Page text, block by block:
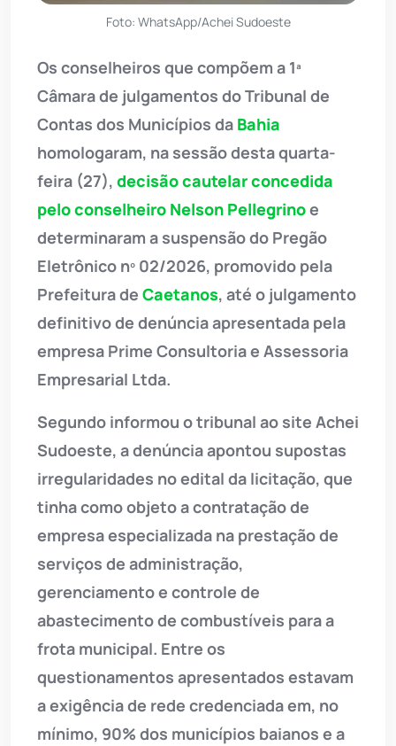
Foto: WhatsApp/Achei Sudoeste
Os conselheiros que compõem a 1ª
Câmara de julgamentos do Tribunal de
Contas dos Municípios da Bahia
homologaram, na sessão desta quarta-
feira (27), decisão cautelar concedida
pelo conselheiro Nelson Pellegrinoe
determinaram a suspensão do Pregão
Eletrônico nº 02/2026, promovido pela
Prefeitura de Caetanos, até o julgamento
definitivo de denúncia apresentada pela
empresa Prime Consultoria e Assessoria
Empresarial Ltda.
Segundo informou o tribunal ao site Achei
Sudoeste, a denúncia apontou supostas
irregularidades no edital da licitação, que
tinha como objeto a contratação de
empresa especializada na prestação de
serviços de administração,
gerenciamento e controle de
abastecimento de combustíveis para a
frota municipal. Entre os
questionamentos apresentados estavam
a exigência de rede credenciada em, no
mínimo, 90% dos municípios baianos e a